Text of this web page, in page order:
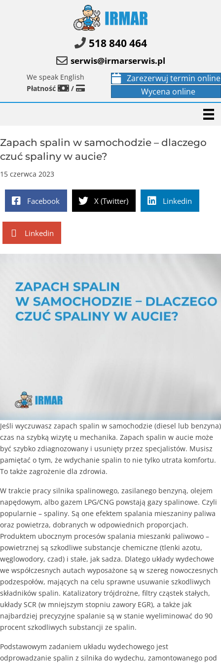
518 840 464
serwis@irmarserwis.pl
We speak English
Płatność
/
Zarezerwuj termin online
Wycena online
Zapach spalin w samochodzie – dlaczego
czuć spaliny w aucie?
15 czerwca 2023
Facebook X (Twitter) Linkedin
Linkedin
Jeśli wyczuwasz zapach spalin w samochodzie (diesel lub benzyna)
czas na szybką wizytę u mechanika. Zapach spalin w aucie może
być szybko zdiagnozowany i usunięty przez specjalistów. Musisz
pamiętać o tym, że wdychanie spalin to nie tylko utrata komfortu.
To także zagrożenie dla zdrowia.
W trakcie pracy silnika spalinowego, zasilanego benzyną, olejem
napędowym, albo gazem LPG/CNG powstają gazy spalinowe. Czyli
popularnie – spaliny. Są one efektem spalania mieszaniny paliwa
oraz powietrza, dobranych w odpowiednich proporcjach.
Produktem ubocznym procesów spalania mieszanki paliwowo –
powietrznej są szkodliwe substancje chemiczne (tlenki azotu,
węglowodory, czad) i stałe, jak sadza. Dlatego układy wydechowe
we współczesnych autach wyposażone są w szereg nowoczesnych
podzespołów, mających na celu sprawne usuwanie szkodliwych
składników spalin. Katalizatory trójdrożne, filtry cząstek stałych,
układy SCR (w mniejszym stopniu zawory EGR), a także jak
najbardziej precyzyjne spalanie są w stanie wyeliminować do 90
procent szkodliwych substancji ze spalin.
Podstawowym zadaniem układu wydechowego jest
odprowadzanie spalin z silnika do wydechu, zamontowanego pod